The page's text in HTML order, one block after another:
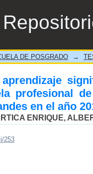
de la
DE POSGRADO →
profesional
en el año
ENRIQUE,
253